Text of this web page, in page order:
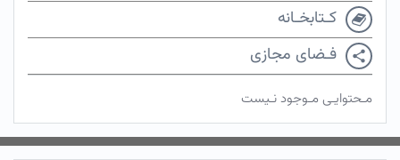
کـتابخـانه
فـضای مجازی
مـحتوایـی مـوجود نـیست